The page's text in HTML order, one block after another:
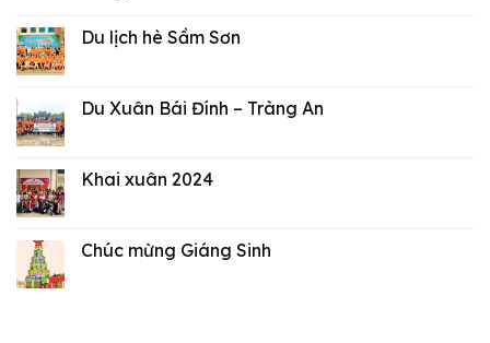
Du lịch hè Sầm Sơn
Du Xuân Bái Đính – Tràng An
Khai xuân 2024
Chúc mừng Giáng Sinh